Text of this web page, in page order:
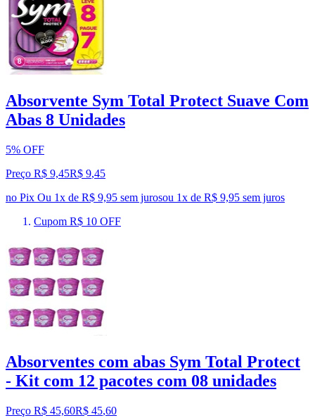
Absorvente Sym Total Protect Suave Com
Abas 8 Unidades
5% OFF
Preço R$ 9,45R$ 9,45
no Pix Ou 1x de R$ 9,95 sem jurosou 1x de R$ 9,95 sem juros
Cupom R$ 10 OFF
Absorventes com abas Sym Total Protect
- Kit com 12 pacotes com 08 unidades
Preço R$ 45,60R$ 45,60